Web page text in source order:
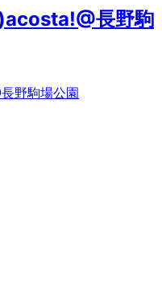
長野駒